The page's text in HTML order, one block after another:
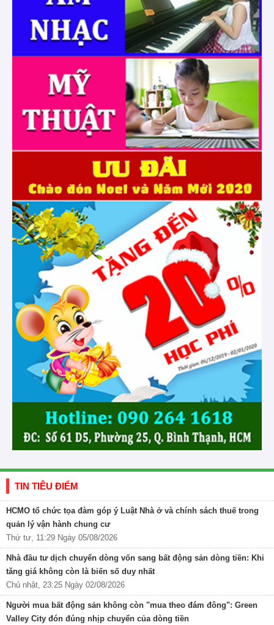
TIN TIÊU ĐIỂM
HCMO tổ chức tọa đàm góp ý Luật Nhà ở và chính sách thuế trong
quản lý vận hành chung cư
Thứ tư, 11:29 Ngày 05/08/2026
Nhà đầu tư dịch chuyển dòng vốn sang bất động sản dòng tiền: Khi
tăng giá không còn là biến số duy nhất
Chủ nhật, 23:25 Ngày 02/08/2026
Người mua bất động sản không còn "mua theo đám đông": Green
Valley City đón đúng nhịp chuyển của dòng tiền